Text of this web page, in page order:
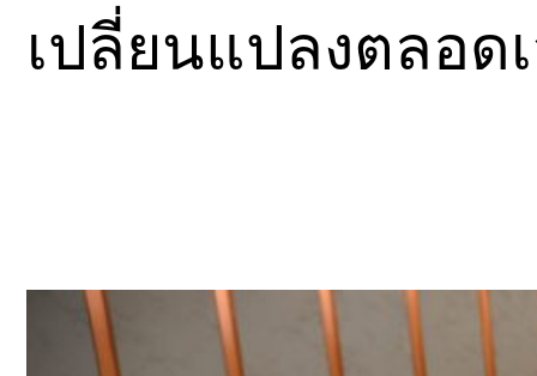
เปลี่ยนแปลงตลอด